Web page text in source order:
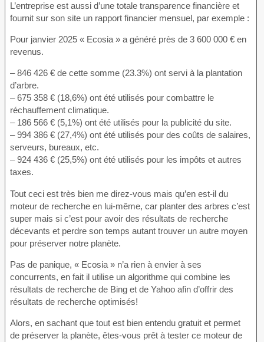
L’entreprise est aussi d’une totale transparence financière et
fournit sur son site un rapport financier mensuel, par exemple :
Pour janvier 2025 « Ecosia » a généré près de 3 600 000 € en
revenus.
– 846 426 € de cette somme (23.3%) ont servi à la plantation
d’arbre.
– 675 358 € (18,6%) ont été utilisés pour combattre le
réchauffement climatique.
– 186 566 € (5,1%) ont été utilisés pour la publicité du site.
– 994 386 € (27,4%) ont été utilisés pour des coûts de salaires,
serveurs, bureaux, etc.
– 924 436 € (25,5%) ont été utilisés pour les impôts et autres
taxes.
Tout ceci est très bien me direz-vous mais qu’en est-il du
moteur de recherche en lui-même, car planter des arbres c’est
super mais si c’est pour avoir des résultats de recherche
décevants et perdre son temps autant trouver un autre moyen
pour préserver notre planète.
Pas de panique, « Ecosia » n’a rien à envier à ses
concurrents, en fait il utilise un algorithme qui combine les
résultats de recherche de Bing et de Yahoo afin d’offrir des
résultats de recherche optimisés!
Alors, en sachant que tout est bien entendu gratuit et permet
de préserver la planète, êtes-vous prêt à tester ce moteur de